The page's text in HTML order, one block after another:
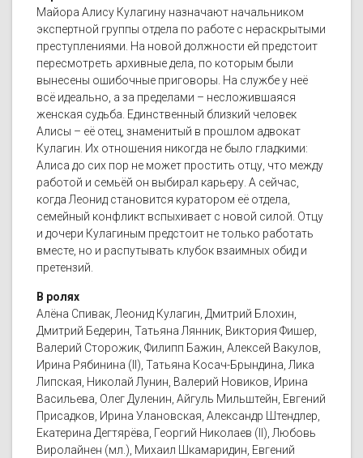
Майора Алису Кулагину назначают начальником
экспертной группы отдела по работе с нераскрытыми
преступлениями. На новой должности ей предстоит
пересмотреть архивные дела, по которым были
вынесены ошибочные приговоры. На службе у неё
всё идеально, а за пределами – несложившаяся
женская судьба. Единственный близкий человек
Алисы – её отец, знаменитый в прошлом адвокат
Кулагин. Их отношения никогда не было гладкими:
Алиса до сих пор не может простить отцу, что между
работой и семьёй он выбирал карьеру. А сейчас,
когда Леонид становится куратором её отдела,
семейный конфликт вспыхивает с новой силой. Отцу
и дочери Кулагиным предстоит не только работать
вместе, но и распутывать клубок взаимных обид и
претензий.
В ролях
Алёна Спивак, Леонид Кулагин, Дмитрий Блохин,
Дмитрий Бедерин, Татьяна Лянник, Виктория Фишер,
Валерий Сторожик, Филипп Бажин, Алексей Вакулов,
Ирина Рябинина (II), Татьяна Косач-Брындина, Лика
Липская, Николай Лунин, Валерий Новиков, Ирина
Васильева, Олег Дуленин, Айгуль Мильштейн, Евгений
Присадков, Ирина Улановская, Александр Штендлер,
Екатерина Дегтярёва, Георгий Николаев (II), Любовь
Виролайнен (мл.), Михаил Шкамаридин, Евгений